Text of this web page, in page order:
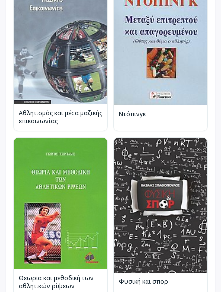
Αθλητισμός και μέσα μαζικής
επικοινωνίας
Ντόπινγκ
Θεωρία και μεθοδική των
αθλητικών ρίψεων
Φυσική και σπορ